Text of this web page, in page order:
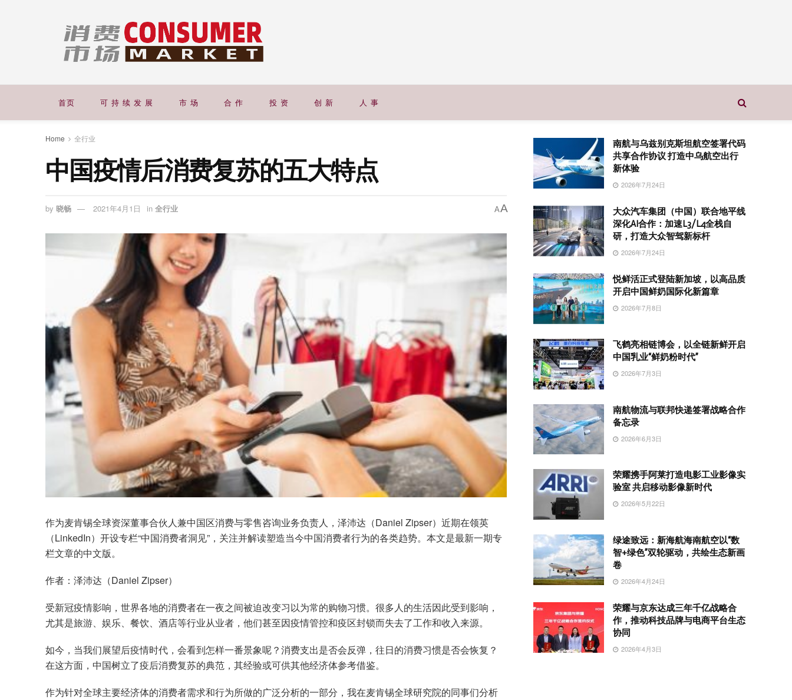
首页 可 持 续 发 展 市 场 合 作 投 资 创 新 人 事
Home 全行业
中国疫情后消费复苏的五大特点
by 晓畅 2021年4月1日 in 全行业 AA
作为麦肯锡全球资深董事合伙人兼中国区消费与零售咨询业务负责人，泽沛达（Daniel Zipser）近期在领英
（LinkedIn）开设专栏“中国消费者洞见”，关注并解读塑造当今中国消费者行为的各类趋势。本文是最新一期专
栏文章的中文版。
作者：泽沛达（Daniel Zipser）
受新冠疫情影响，世界各地的消费者在一夜之间被迫改变习以为常的购物习惯。很多人的生活因此受到影响，
尤其是旅游、娱乐、餐饮、酒店等行业从业者，他们甚至因疫情管控和疫区封锁而失去了工作和收入来源。
如今，当我们展望后疫情时代，会看到怎样一番景象呢？消费支出是否会反弹，往日的消费习惯是否会恢复？
在这方面，中国树立了疫后消费复苏的典范，其经验或可供其他经济体参考借鉴。
作为针对全球主要经济体的消费者需求和行为所做的广泛分析的一部分，我在麦肯锡全球研究院的同事们分析
南航与乌兹别克斯坦航空签署代码
共享合作协议 打造中乌航空出行
新体验
2026年7月24日
大众汽车集团（中国）联合地平线
深化AI合作：加速L3/L4全栈自
研，打造大众智驾新标杆
2026年7月24日
悦鲜活正式登陆新加坡，以高品质
开启中国鲜奶国际化新篇章
2026年7月8日
飞鹤亮相链博会，以全链新鲜开启
中国乳业“鲜奶粉时代”
2026年7月3日
南航物流与联邦快递签署战略合作
备忘录
2026年6月3日
荣耀携手阿莱打造电影工业影像实
验室 共启移动影像新时代
2026年5月22日
绿途致远：新海航海南航空以“数
智+绿色”双轮驱动，共绘生态新画
卷
2026年4月24日
荣耀与京东达成三年千亿战略合
作，推动科技品牌与电商平台生态
协同
2026年4月3日